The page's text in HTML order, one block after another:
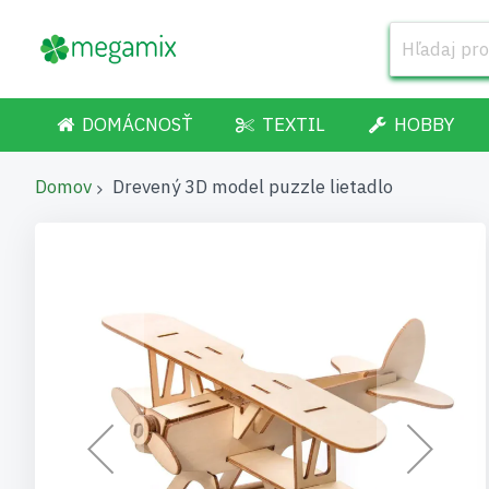
DOMÁCNOSŤ TEXTIL HOBBY
Domov Drevený 3D model puzzle lietadlo
galérie